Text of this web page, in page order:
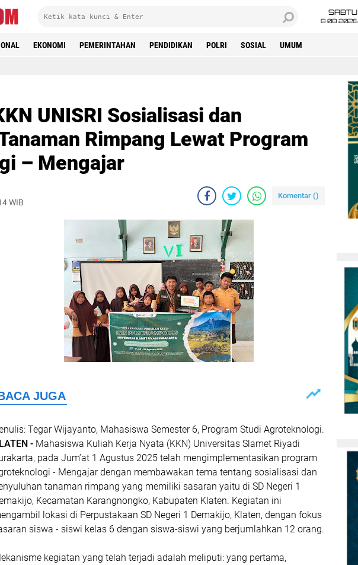
SABTU
8 08 2026
EKONOMI PEMERINTAHAN PENDIDIKAN POLRI SOSIAL UMUM
UNISRI Sosialisasi dan
Rimpang Lewat Program
– Mengajar
WIB
Komentar ()
Tegar Wijayanto, Mahasiswa Semester 6, Program Studi Agroteknologi.
- Mahasiswa Kuliah Kerja Nyata (KKN) Universitas Slamet Riyadi
pada Jum’at 1 Agustus 2025 telah mengimplementasikan program
- Mengajar dengan membawakan tema tentang sosialisasi dan
tanaman rimpang yang memiliki sasaran yaitu di SD Negeri 1
Kecamatan Karangnongko, Kabupaten Klaten. Kegiatan ini
lokasi di Perpustakaan SD Negeri 1 Demakijo, Klaten, dengan fokus
siswa - siswi kelas 6 dengan siswa-siswi yang berjumlahkan 12 orang.
kegiatan yang telah terjadi adalah meliputi: yang pertama,